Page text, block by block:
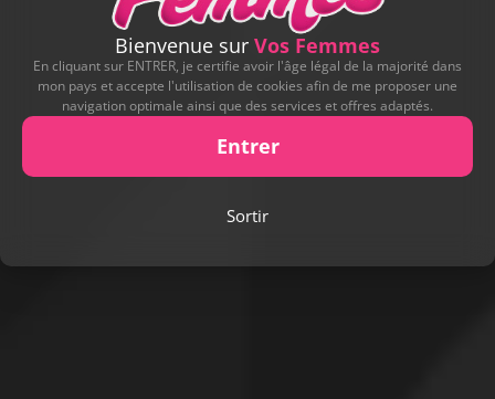
Bienvenue sur Vos Femmes
En cliquant sur ENTRER, je certifie avoir l'âge légal de la majorité dans
mon pays et accepte l'utilisation de cookies afin de me proposer une
navigation optimale ainsi que des services et offres adaptés.
Entrer
Sortir